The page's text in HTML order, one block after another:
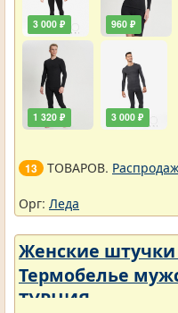
3 000 ₽
1 320 ₽
960 ₽
3 000 ₽
13 ТОВАРОВ.
Орг: Леда
Женские
Термобелье
ТУРЦИЯ